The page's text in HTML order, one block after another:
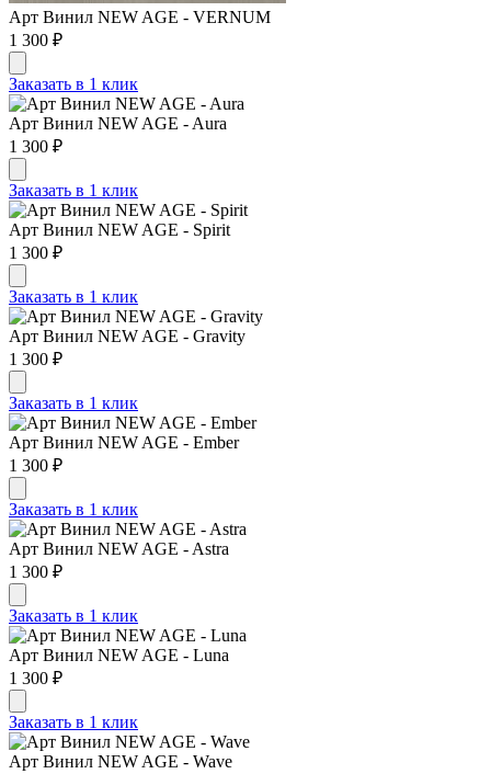
Арт Винил NEW AGE - VERNUM
1 300 ₽
Заказать в 1 клик
Арт Винил NEW AGE - Aura
1 300 ₽
Заказать в 1 клик
Арт Винил NEW AGE - Spirit
1 300 ₽
Заказать в 1 клик
Арт Винил NEW AGE - Gravity
1 300 ₽
Заказать в 1 клик
Арт Винил NEW AGE - Ember
1 300 ₽
Заказать в 1 клик
Арт Винил NEW AGE - Astra
1 300 ₽
Заказать в 1 клик
Арт Винил NEW AGE - Luna
1 300 ₽
Заказать в 1 клик
Арт Винил NEW AGE - Wave